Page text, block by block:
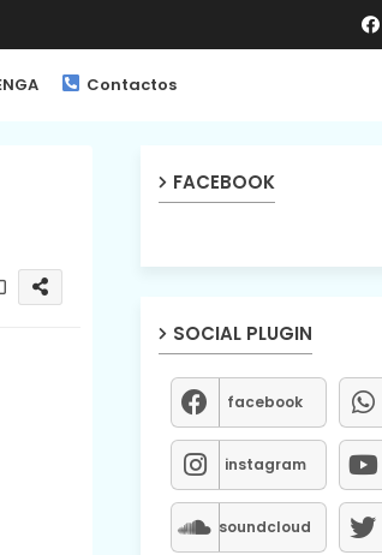
Contactos
FACEBOOK
SOCIAL PLUGIN
facebook
instagram
soundcloud